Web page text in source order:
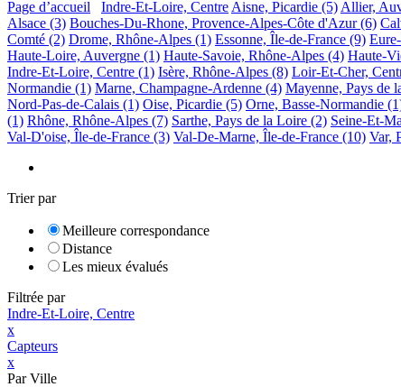
Page d’accueil
Indre-Et-Loire, Centre Aisne, Picardie (5) Allier,
Alsace (3) Bouches-Du-Rhone, Provence-Alpes-Côte d'Azur (6)
Comté (2) Drome, Rhône-Alpes (1) Essonne, Île-de-France (9)
Haute-Loire, Auvergne (1) Haute-Savoie, Rhône-Alpes (4) Haute-
Indre-Et-Loire, Centre (1) Isère, Rhône-Alpes (8) Loir-Et-Cher,
Normandie (1) Marne, Champagne-Ardenne (4) Mayenne, Pays de
Nord-Pas-de-Calais (1) Oise, Picardie (5) Orne, Basse-Normandie
(1) Rhône, Rhône-Alpes (7) Sarthe, Pays de la Loire (2) Seine-Et-
Val-D'oise, Île-de-France (3) Val-De-Marne, Île-de-France (10) Var,
Trier par
Meilleure correspondance
Distance
Les mieux évalués
Filtrée par
Indre-Et-Loire, Centre
x
Capteurs
x
Par Ville